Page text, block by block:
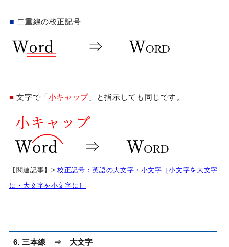
■ 二重線の校正記号
■ 文字で「 小キャップ 」と指示しても同じです。
【関連記事】>校正記号：英語の大文字・小文字［小文字を大文字
に・大文字を小文字に］
6. 三本線 ⇒ 大文字